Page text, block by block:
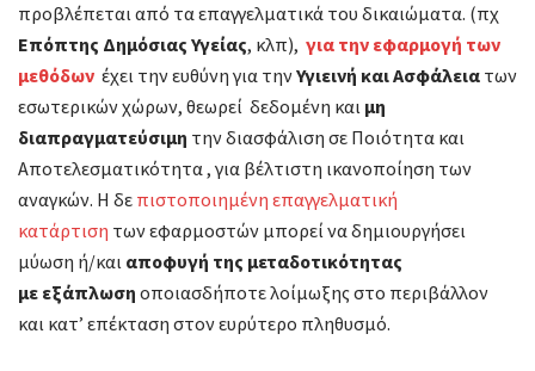
προβλέπεται από τα επαγγελματικά του δικαιώματα. (πχ
Επόπτης Δημόσιας Υγείας, κλπ), για την εφαρμογή των
μεθόδων έχει την ευθύνη για τηνΥγιεινή και Ασφάλεια των
εσωτερικών χώρων, θεωρεί δεδομένη και μη
διαπραγματεύσιμη την διασφάλιση σε Ποιότητα και
Αποτελεσματικότητα , για βέλτιστη ικανοποίηση των
αναγκών. Η δε πιστοποιημένη επαγγελματική
κατάρτιση των εφαρμοστών μπορεί να δημιουργήσει
μύωση ή/και αποφυγή της μεταδοτικότητας
με εξάπλωση οποιασδήποτε λοίμωξης στο περιβάλλον
και κατ’ επέκταση στον ευρύτερο πληθυσμό.